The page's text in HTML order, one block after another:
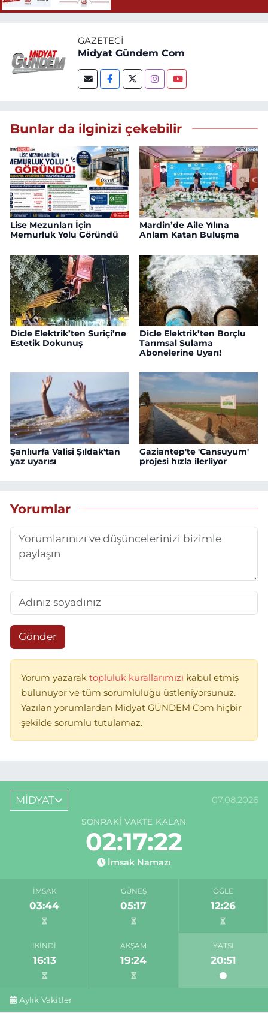
GAZETECI
Midyat Gündem Com
Bunlar da ilginizi çekebilir
Lise Mezunları İçin
Memurluk Yolu Göründü
Mardin’de Aile Yılına
Anlam Katan Buluşma
Dicle Elektrik’ten Suriçi’ne
Estetik Dokunuş
Dicle Elektrik’ten Borçlu
Tarımsal Sulama
Abonelerine Uyarı!
Şanlıurfa Valisi Şıldak'tan
yaz uyarısı
Gaziantep'te 'Cansuyum'
projesi hızla ilerliyor
Yorumlar
Gönder
Yorum yazarak topluluk kurallarımızı kabul etmiş
bulunuyor ve tüm sorumluluğu üstleniyorsunuz.
Yazılan yorumlardan Midyat GÜNDEM Com hiçbir
şekilde sorumlu tutulamaz.
MİDYAT 07.08.2026
SONRAKI VAKTE KALAN
02:17:22
İmsak Namazı
İMSAK
03:44
GÜNEŞ
05:17
ÖĞLE
12:26
İKINDI
16:13
AKŞAM
19:24
YATSI
20:51
Aylık Vakitler